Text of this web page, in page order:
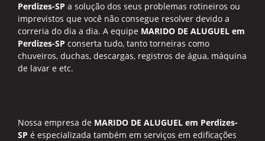
Perdizes-SP a solução dos seus problemas rotineiros ou
imprevistos que você não consegue resolver devido a
correria do dia a dia. A equipe MARIDO DE ALUGUEL em
Perdizes-SP conserta tudo, tanto torneiras como
chuveiros, duchas, descargas, registros de água, máquina
de lavar e etc.
Nossa empresa de MARIDO DE ALUGUEL em Perdizes-
SP é especializada também em serviços em edificações